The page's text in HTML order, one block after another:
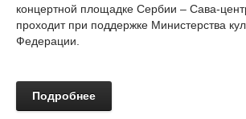
концертной площадке Сербии – Сава-
проходит при поддержке Министерства
Федерации.
Подробнее